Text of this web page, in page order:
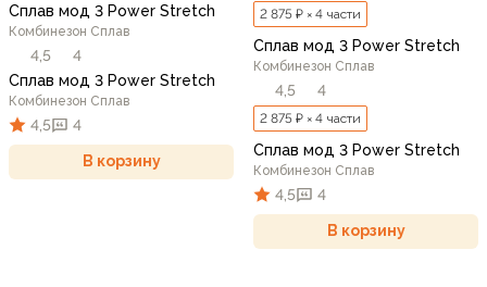
Сплав мод 3 Power Stretch
Комбинезон Сплав
4,5
4
Сплав мод 3 Power Stretch
Комбинезон Сплав
4,5 4
В корзину
2 875 ₽ × 4 части
Сплав мод 3 Power Stretch
Комбинезон Сплав
4,5 4
2 875 ₽ × 4 части
Сплав мод 3 Power Stretch
Комбинезон Сплав
4,5 4
В корзину